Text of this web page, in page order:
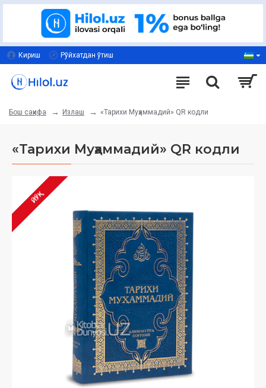
Кириш Рўйхатдан ўтиш
Бош саҳифа Излаш «Тарихи Муҳаммадий» QR кодли
«Тарихи Муҳаммадий» QR кодли
ЙЎҚ